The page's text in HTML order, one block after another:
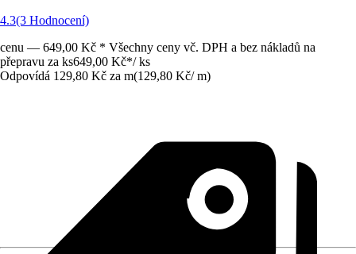
4.3(3 Hodnocení)
cenu — 649,00 Kč * Všechny ceny vč. DPH a bez nákladů na
přepravu za ks649,00 Kč*/ ks
Odpovídá 129,80 Kč za m(129,80 Kč/ m)